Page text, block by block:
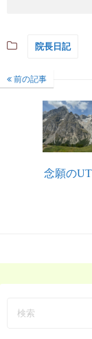
院長日記
前の記事
念願の